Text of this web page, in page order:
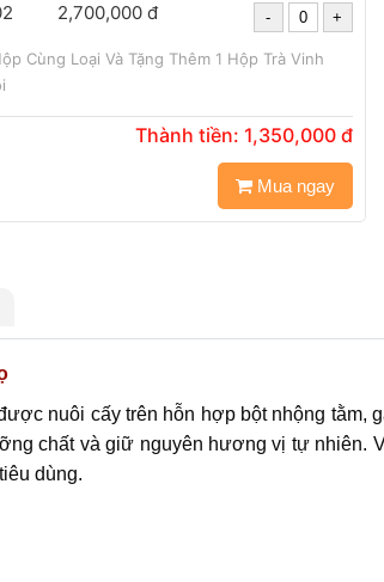
2,700,000 đ
Cùng Loại Và Tặng Thêm 1 Hộp Trà Vinh
Thành tiền: 1,350,000đ
Mua ngay
nuôi cấy trên hỗn hợp bột nhộng tằm,
chất và giữ nguyên hương vị tự nhiên.
dùng.